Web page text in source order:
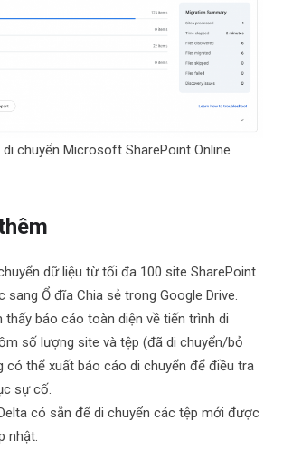
chuyển Microsoft SharePoint Online
dữ liệu từ tối đa 100 site SharePoint
sang Ổ đĩa Chia sẻ trong Google Drive.
thấy báo cáo toàn diện về tiến trình di
số lượng site và tệp (đã di chuyển/bỏ
có thể xuất báo cáo di chuyển để điều tra
sự cố.
có sẵn để di chuyển các tệp mới được
nhật.